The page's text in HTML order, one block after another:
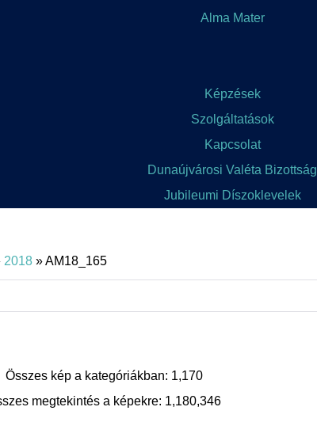
Alma Mater
Képzések
Szolgáltatások
Kapcsolat
Dunaújvárosi Valéta Bizottság
Jubileumi Díszoklevelek
2018 » AM18_165
Összes kép a kategóriákban: 1,170
megtekintés a képekre: 1,180,346